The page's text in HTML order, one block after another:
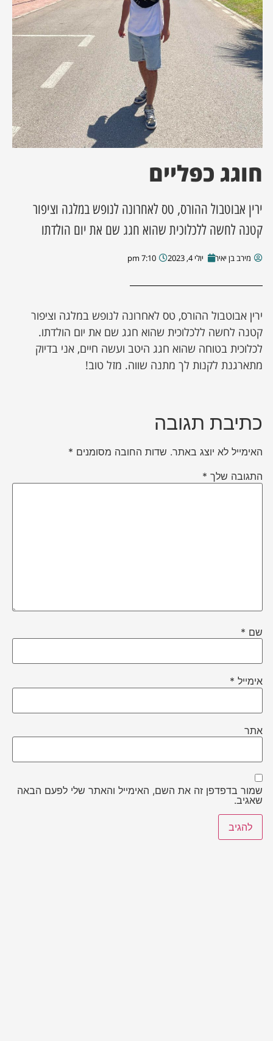
מסע מלחמה
השבוע
מקומית
חוגג כפליים
ירין אבוטבול ההורס, טס לאחרונה לנופש במלגה וציפור
קטנה לחשה ללכלוכית שהוא חגג שם את יום הולדתו
מירב בן יאיר יולי 4, 2023 7:10 pm
ירין אבוטבול ההורס, טס לאחרונה לנופש במלגה וציפור
קטנה לחשה ללכלוכית שהוא חגג שם את יום הולדתו.
לכלוכית בטוחה שהוא חגג היטב ועשה חיים, אני בדיוק
מתארגנת לקנות לך מתנה שווה. מזל טוב!
כתיבת תגובה
האימייל לא יוצג באתר. שדות החובה מסומנים *
התגובה שלך *
שם *
אימייל *
אתר
שמור בדפדפן זה את השם, האימייל והאתר שלי לפעם הבאה
שאגיב.